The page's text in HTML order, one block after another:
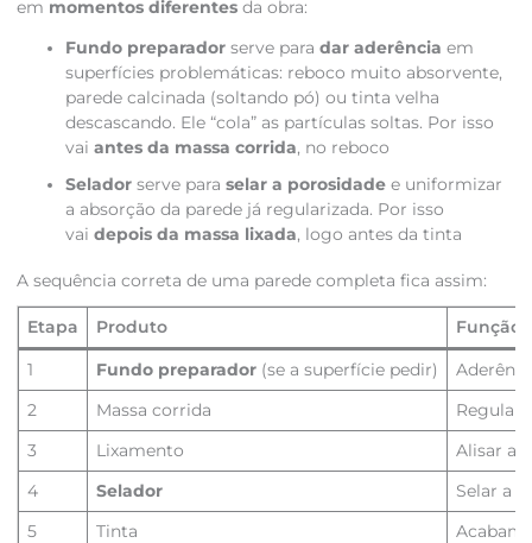
em momentos diferentesda obra:
Fundo preparadorserve para dar aderência em
superfícies problemáticas: reboco muito absorvente,
parede calcinada (soltando pó) ou tinta velha
descascando. Ele “cola” as partículas soltas. Por isso
vai antes da massa corrida, no reboco
Seladorserve para selar a porosidadee uniformizar
a absorção da parede já regularizada. Por isso
vai depois da massa lixada, logo antes da tinta
A sequência correta de uma parede completa fica assim:
Etapa Produto Função
1 Fundo preparador(se a superfície pedir)
2 Massa corrida
3 Lixamento Alisar a
4 Selador Selar a
5 Tinta